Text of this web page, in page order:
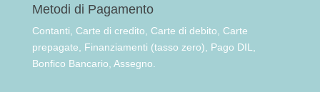
Metodi di Pagamento
Contanti, Carte di credito, Carte di debito, Carte
prepagate, Finanziamenti (tasso zero), Pago DIL,
Bonfico Bancario, Assegno.